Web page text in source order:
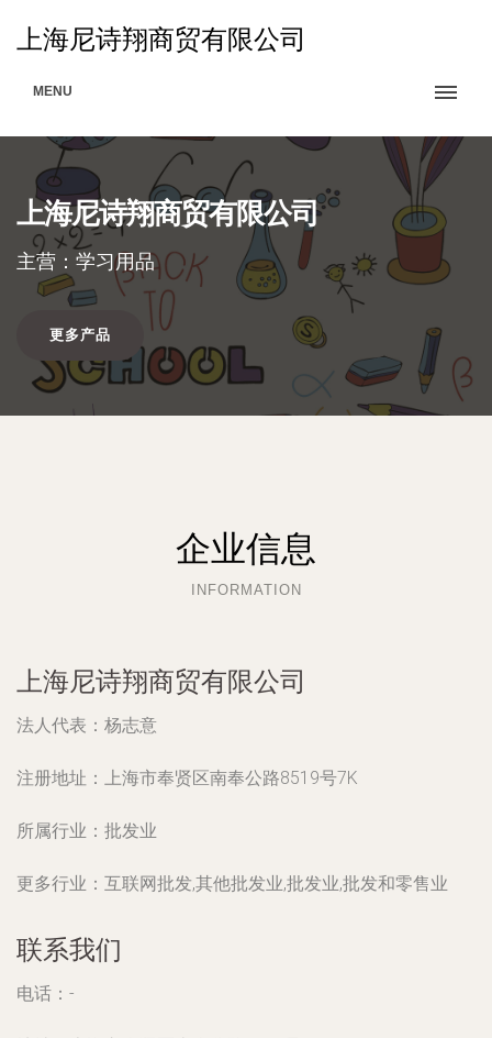
上海尼诗翔商贸有限公司
MENU
上海尼诗翔商贸有限公司
主营：学习用品
更多产品
企业信息
INFORMATION
上海尼诗翔商贸有限公司
法人代表： 杨志意
注册地址： 上海市奉贤区南奉公路8519号7K
所属行业： 批发业
更多行业： 互联网批发,其他批发业,批发业,批发和零售业
联系我们
电话：-